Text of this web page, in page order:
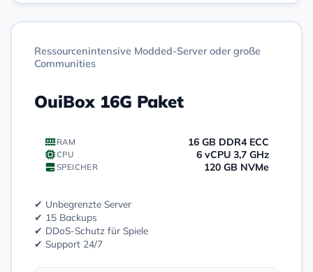
Ressourcenintensive Modded-Server oder große
Communities
OuiBox 16G Paket
RAM 16 GB DDR4 ECC
CPU 6 vCPU 3,7 GHz
SPEICHER 120 GB NVMe
✔ Unbegrenzte Server
✔ 15 Backups
✔ DDoS-Schutz für Spiele
✔ Support 24/7